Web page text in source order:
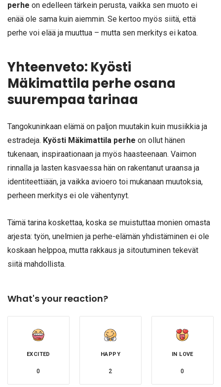
perhe on edelleen tärkein perusta, vaikka sen muoto ei
enää ole sama kuin aiemmin. Se kertoo myös siitä, että
perhe voi elää ja muuttua – mutta sen merkitys ei katoa.
Yhteenveto: Kyösti
Mäkimattila perhe osana
suurempaa tarinaa
Tangokuninkaan elämä on paljon muutakin kuin musiikkia ja
estradeja. Kyösti Mäkimattila perhe on ollut hänen
tukenaan, inspiraationaan ja myös haasteenaan. Vaimon
rinnalla ja lasten kasvaessa hän on rakentanut uraansa ja
identiteettiään, ja vaikka avioero toi mukanaan muutoksia,
perheen merkitys ei ole vähentynyt.
Tämä tarina koskettaa, koska se muistuttaa monien omasta
arjesta: työn, unelmien ja perhe-elämän yhdistäminen ei ole
koskaan helppoa, mutta rakkaus ja sitoutuminen tekevät
siitä mahdollista.
What's your reaction?
EXCITED
0
HAPPY
2
IN LOVE
0